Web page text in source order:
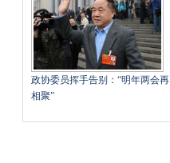
政协委员挥手告别：“明年两会再
相聚”